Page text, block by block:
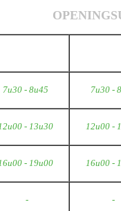
7u30 - 8u45 7u30 -
- 13u30 12u00 -
- 19u00 16u00 -
- -